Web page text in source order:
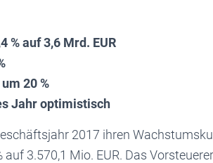
% auf 3,6 Mrd. EUR
20 %
Jahr optimistisch
2017 ihren
3.570,1 Mio. EUR. Das